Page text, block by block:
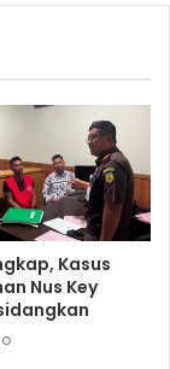
Kasus
Nus Key